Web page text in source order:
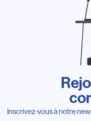
Inscrivez-vous à notre